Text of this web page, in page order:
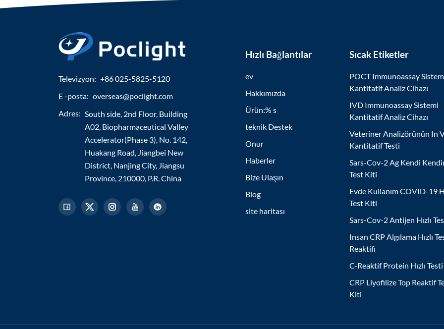
Televizyon: +86 025-5825-5120
E -posta: overseas@poclight.com
Adres: South side, 2nd Floor, Building
A02, Biopharmaceutical Valley
Accelerator(Phase 3), No. 142,
Huakang Road, Jiangbei New
District, Nanjing City, Jiangsu
Province, 210000, P.R. China
Hızlı Bağlantılar
ev
Hakkımızda
Ürün:% s
teknik Destek
Onur
Haberler
Bize Ulaşın
Blog
site haritası
Sıcak Etiketler
POCT Immunoassay
Kantitatif Analiz Cihazı
IVD Immunoassay Sistemi
Kantitatif Analiz Cihazı
Veteriner Analizörünün In
Kantitatif Testi
Sars-Cov-2 Ag Kendi
Test Kiti
Evde Kullanım COVID-19
Test Kiti
Sars-Cov-2 Antijen Hızlı
Insan CRP Algılama Hızlı
Reaktifi
C-Reaktif Protein Hızlı Testi
CRP Liyofilize Top Reaktif
Kiti